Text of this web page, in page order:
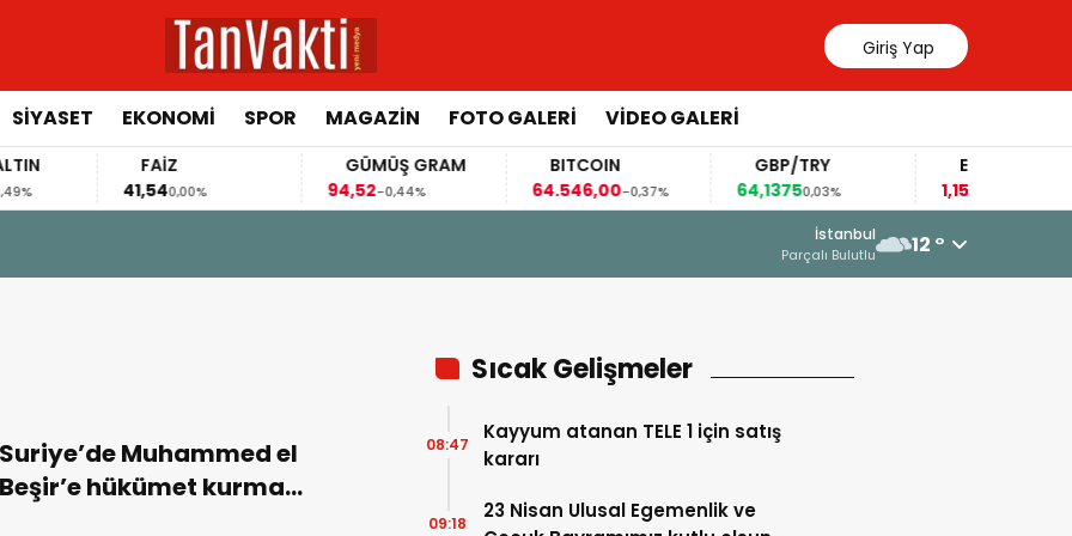
Giriş Yap
SİYASET EKONOMİ SPOR MAGAZİN FOTO GALERİ VİDEO GALERİ
0,00%
GÜMÜŞ GRAM
94,52-0,44%
BITCOIN
64.546,00-0,37%
GBP/TRY
64,13750,03%
EUR/USD
-0,10%
SORUNU”
16 Haziran 2026 - 23:33
“DEVLET AKLI” ALDATMACASI
İstanbul
Parçalı Bulutlu 12 °
Suriye’de Muhammed el
Beşir’e hükümet kurma
Sıcak Gelişmeler
Kayyum atanan TELE 1 için satış
kararı
08:47
23 Nisan Ulusal Egemenlik ve
09:18